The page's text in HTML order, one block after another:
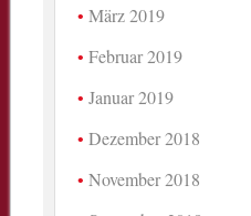
März 2019
Februar 2019
Januar 2019
Dezember 2018
November 2018